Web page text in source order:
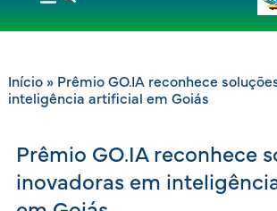
Início» Prêmio GO.IA reconhece
inteligência artificial em Goiás
Prêmio GO.IA reconhece
inovadoras em